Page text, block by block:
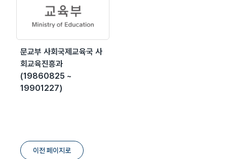
문교부 사회국제교육국 사
회교육진흥과
(19860825 ~
19901227)
이전 페이지로